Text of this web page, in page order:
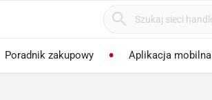
Poradnik zakupowy Aplikacja mobilna